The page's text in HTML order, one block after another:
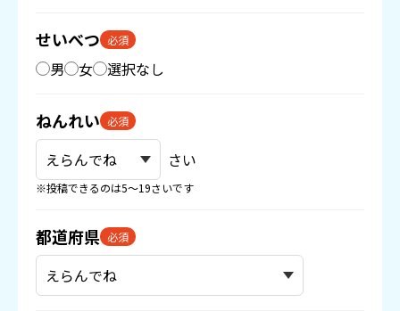
せいべつ 必須
男 女 選択なし
ねんれい 必須
さい
※投稿できるのは5〜19さいです
都道府県 必須